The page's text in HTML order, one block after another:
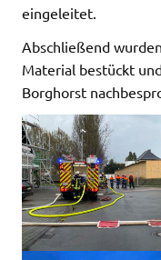
eingeleitet.
Abschließend
Material bestückt
Borghorst